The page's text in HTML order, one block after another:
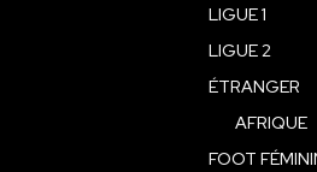
LIGUE 1
LIGUE 2
ÉTRANGER
AFRIQUE
FOOT